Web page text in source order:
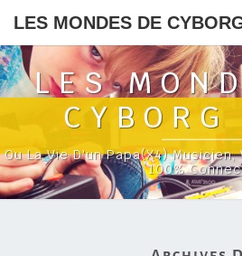
LES MONDES DE
LES
CYBORG
Ou La Vie D'un Papa(x4)
100%